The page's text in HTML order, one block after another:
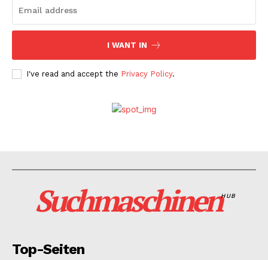
I WANT IN
I've read and accept the Privacy Policy.
SuchmaschinenHUB
Top-Seiten